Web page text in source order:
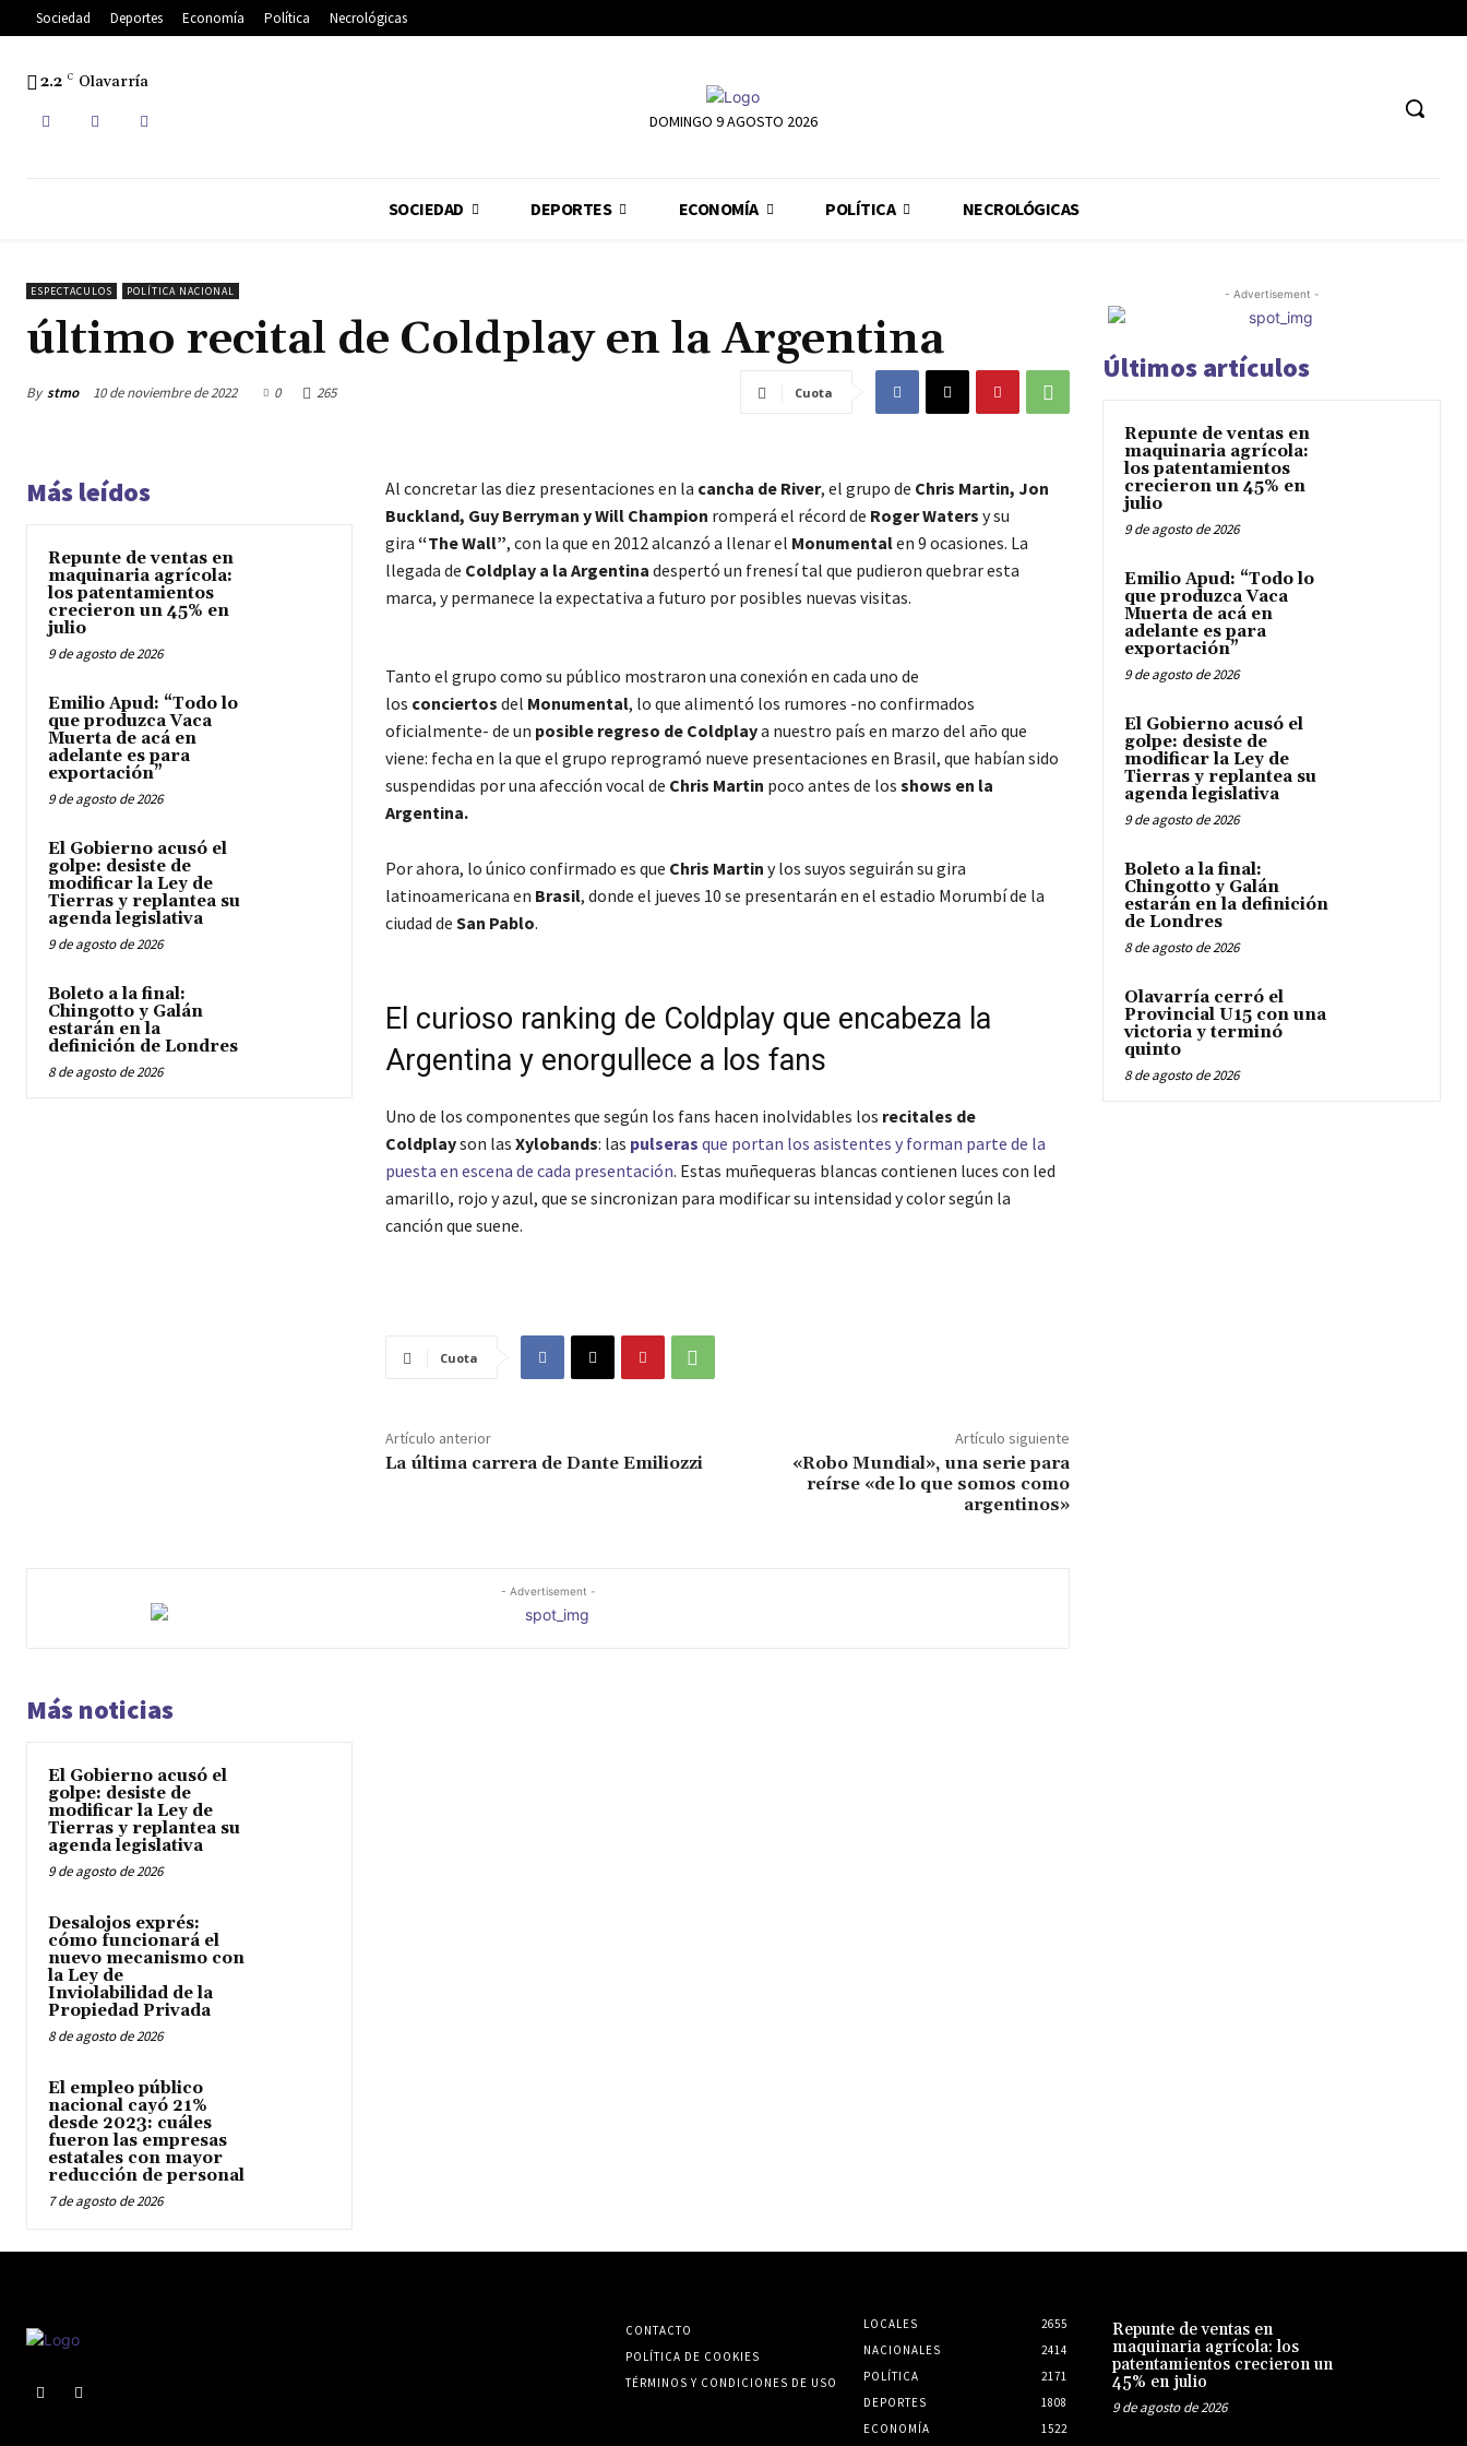
Sociedad Deportes Economía Política Necrológicas
2.2 C Olavarría
DOMINGO 9 AGOSTO 2026
SOCIEDAD DEPORTES ECONOMÍA POLÍTICA NECROLÓGICAS
ESPECTACULOS POLÍTICA NACIONAL
último recital de Coldplay en la Argentina
By stmo 10 de noviembre de 2022 0 265 Cuota
Más leídos
Repunte de ventas en
maquinaria agrícola:
los patentamientos
crecieron un 45% en
julio
9 de agosto de 2026
Emilio Apud: “Todo lo
que produzca Vaca
Muerta de acá en
adelante es para
exportación”
9 de agosto de 2026
El Gobierno acusó el
golpe: desiste de
modificar la Ley de
Tierras y replantea su
agenda legislativa
9 de agosto de 2026
Boleto a la final:
Chingotto y Galán
estarán en la
definición de Londres
8 de agosto de 2026
Al concretar las diez presentaciones en la cancha de River, el grupo de Chris Martin, Jon
Buckland, Guy Berryman y Will Champion romperá el récord de Roger Waters y su
gira “The Wall”, con la que en 2012 alcanzó a llenar el Monumentalen 9 ocasiones. La
llegada de Coldplay a la Argentina despertó un frenesí tal que pudieron quebrar esta
marca, y permanece la expectativa a futuro por posibles nuevas visitas.
Tanto el grupo como su público mostraron una conexión en cada uno de
los conciertos del Monumental, lo que alimentó los rumores -no confirmados
oficialmente- de un posible regreso de Coldplaya nuestro país en marzo del año que
viene: fecha en la que el grupo reprogramó nueve presentaciones en Brasil, que habían sido
suspendidas por una afección vocal de Chris Martin poco antes de los shows en la
Argentina.
Por ahora, lo único confirmado es que Chris Martin y los suyos seguirán su gira
latinoamericana en Brasil, donde el jueves 10 se presentarán en el estadio Morumbí de la
ciudad de San Pablo.
El curioso ranking de Coldplay que encabeza la
Argentina y enorgullece a los fans
Uno de los componentes que según los fans hacen inolvidables los recitales de
Coldplayson las Xylobands: las pulseras que portan los asistentes y forman parte de la
puesta en escena de cada presentación. Estas muñequeras blancas contienen luces con led
amarillo, rojo y azul, que se sincronizan para modificar su intensidad y color según la
canción que suene.
Cuota
Artículo anterior
La última carrera de Dante Emiliozzi
Artículo siguiente
«Robo Mundial», una serie para
reírse «de lo que somos como
argentinos»
- Advertisement -
Más noticias
El Gobierno acusó el
golpe: desiste de
modificar la Ley de
Tierras y replantea su
agenda legislativa
9 de agosto de 2026
Desalojos exprés:
cómo funcionará el
nuevo mecanismo con
la Ley de
Inviolabilidad de la
Propiedad Privada
8 de agosto de 2026
El empleo público
nacional cayó 21%
desde 2023: cuáles
fueron las empresas
estatales con mayor
reducción de personal
7 de agosto de 2026
- Advertisement -
Últimos artículos
Repunte de ventas en
maquinaria agrícola:
los patentamientos
crecieron un 45% en
julio
9 de agosto de 2026
Emilio Apud: “Todo lo
que produzca Vaca
Muerta de acá en
adelante es para
exportación”
9 de agosto de 2026
El Gobierno acusó el
golpe: desiste de
modificar la Ley de
Tierras y replantea su
agenda legislativa
9 de agosto de 2026
Boleto a la final:
Chingotto y Galán
estarán en la definición
de Londres
8 de agosto de 2026
Olavarría cerró el
Provincial U15 con una
victoria y terminó
quinto
8 de agosto de 2026
CONTACTO
POLÍTICA DE COOKIES
TÉRMINOS Y CONDICIONES DE USO
LOCALES
2655
NACIONALES
2414
POLÍTICA
2171
DEPORTES
1808
ECONOMÍA
1522
Repunte de ventas en
maquinaria agrícola: los
patentamientos crecieron un
45% en julio
9 de agosto de 2026